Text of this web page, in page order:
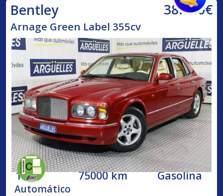
Bentley 38.500€
Arnage Green Label 355cv
1998 75000 km Gasolina
Automático